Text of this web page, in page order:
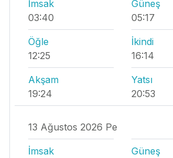
İmsak
03:40
Güneş
05:17
Öğle
12:25
İkindi
16:14
Akşam
19:24
Yatsı
20:53
13 Ağustos 2026 Pe
İmsak
Güneş